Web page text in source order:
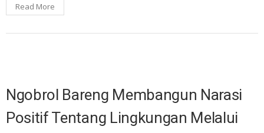
Read More
Ngobrol Bareng Membangun Narasi
Positif Tentang Lingkungan Melalui